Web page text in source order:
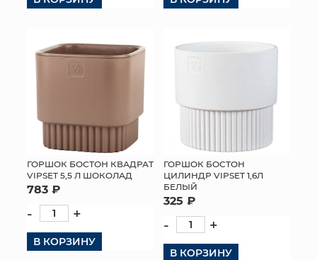
ГОРШОК БОСТОН КВАДРАТ
VIPSET 5,5 Л ШОКОЛАД
783 ₽
- +
В КОРЗИНУ
ГОРШОК БОСТОН
ЦИЛИНДР VIPSET 1,6Л
БЕЛЫЙ
325 ₽
- +
В КОРЗИНУ